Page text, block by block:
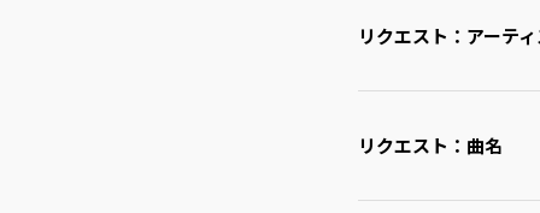
リクエスト：アーテ
リクエスト：曲名